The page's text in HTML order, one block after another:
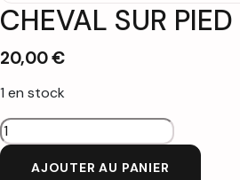
CHEVAL SUR PIED
20,00€
1 en stock
quantité
de
ChevalAJOUTER AU PANIER